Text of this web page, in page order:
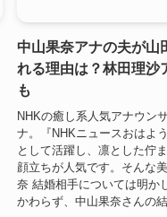
中山果奈アナの夫が山
れる理由は？林田理沙
も
NHKの癒し系人気アナウン
ナ。『NHKニュースおはよ
として活躍し、凛とした佇
顔立ちが人気です。そんな
奈 結婚相手については明か
かわらず、中山果奈さんの